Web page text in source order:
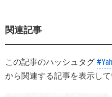
関連記事
この記事のハッシュタグ
から関連する記事を表示して